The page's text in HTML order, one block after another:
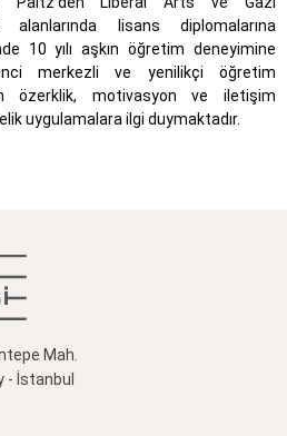
alanlarında lisans diplomalarına
10 yılı aşkın öğretim deneyimine
merkezli ve yenilikçi öğretim
özerklik, motivasyon ve iletişim
uygulamalara ilgi duymaktadır.
Mah.
- İstanbul